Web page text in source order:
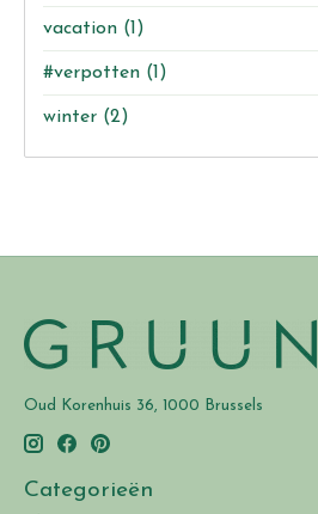
vacation (1)
#verpotten (1)
winter (2)
Oud Korenhuis 36, 1000 Brussels
Categorieën